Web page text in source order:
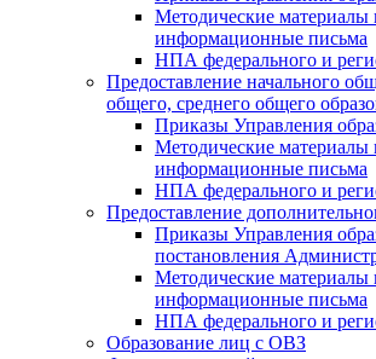
Методические материалы
информационные письма
НПА федерального и
Предоставление начального
общего, среднего общего
Приказы Управления
Методические материалы
информационные письма
НПА федерального и
Предоставление
Приказы Управления
постановления
Методические материалы
информационные письма
НПА федерального и
Образование лиц с ОВЗ